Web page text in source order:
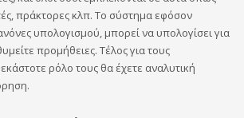
πράκτορες κλπ. Το σύστημα εφόσον
υπολογισμού, μπορεί να υπολογίσει για
προμήθειες. Τέλος για τους
ρόλο τους θα έχετε αναλυτική